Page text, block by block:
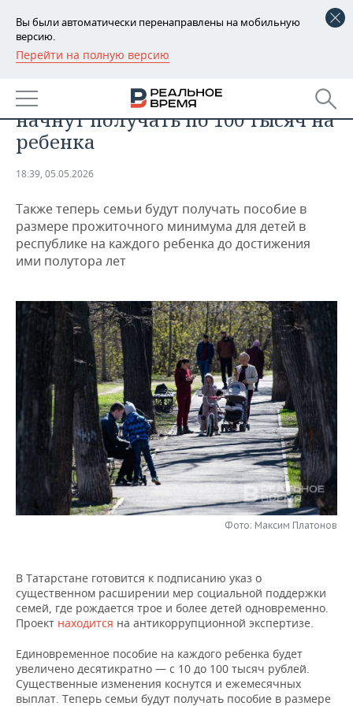
Вы были автоматически перенаправлены на мобильную
версию.
Перейти на полную версию
РЕГИОНЫ
БАШКОРТОСТАН
ТАТАРСТАН
НОВОСТИ
АНАЛИТИКА
ДЕКЛАРАЦИИ О ДОХОДАХ
КОРОЛИ ГОСЗАКАЗА ПФО
ВУЗЫ ТАТАРСТАНА
КОМУ ПРИНАДЛЕЖАТ
ТОРГОВЫЕ ЦЕНТРЫ
ТАТАРСТАНА
НОВОСТИ ЭКОНОМИКИ
ФИНАНСЫ
БЮДЖЕТ
ИНВЕСТИЦИИ
ПРОМЫШЛЕННОСТЬ
НОВОСТИ
ПРОМЫШЛЕННОСТИ
МАШИНОСТРОЕНИЕ
НЕФТЕХИМИЯ
НЕФТЬ
ОПК
ЭНЕРГЕТИКА
НЕДВИЖИМОСТЬ
НОВОСТИ НЕДВИЖИМОСТИ
НОВОСТИ АВТО
БИЗНЕС
НОВОСТИ БИЗНЕСА
РОЗНИЧНАЯ ТОРГОВЛЯ
ТРАНСПОРТ
УСЛУГИ
ТЕХНОЛОГИИ
НОВОСТИ ТЕХНОЛОГИЙ
IT
МЕДИА
ТЕЛЕКОММУНИКАЦИИ
МЕРОПРИЯТИЯ
НОВОСТИ МЕРОПРИЯТИЙ
ВЫЕЗДНАЯ РЕДАКЦИЯ
БИЗНЕС-БРАНЧИ
СПОРТ
НОВОСТИ СПОРТА
ФУТБОЛ
ВОЛЕЙБОЛ
ФИГУРНОЕ КАТАНИЕ
ОБЩЕСТВО
НОВОСТИ ОБЩЕСТВА
ИСТОРИЯ
МЕДИЦИНА
ФОТОГАЛЕРЕЯ
СПИСОК ПЕРСОН
ПОЛНАЯ ВЕРСИЯ
Семьи с тройней в Татарстане
начнут получать по 100 тысяч на
ребенка
18:39, 05.05.2026
Также теперь семьи будут получать пособие в
размере прожиточного минимума для детей в
республике на каждого ребенка до достижения
ими полутора лет
Фото: Максим Платонов
В Татарстане готовится к подписанию указ о
существенном расширении мер социальной поддержки
семей, где рождается трое и более детей одновременно.
Проект находится на антикоррупционной экспертизе.
Единовременное пособие на каждого ребенка будет
увеличено десятикратно — с 10 до 100 тысяч рублей.
Существенные изменения коснутся и ежемесячных
выплат. Теперь семьи будут получать пособие в размере